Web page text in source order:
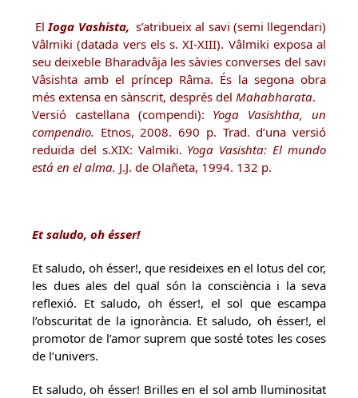
ElIoga Vashista, s’atribueix al savi (semi llegendari)
Vâlmiki (datada vers els s. XI-XIII). Vâlmiki exposa al
seu deixeble Bharadvâja les sàvies converses del savi
Vâsishta amb el príncep Râma. És la segona obra
més extensa en sànscrit, després del Mahabharata.
Versió castellana (compendi): Yoga Vasishtha, un
compendio. Etnos, 2008. 690 p. Trad. d’una versió
reduïda del s.XIX: Valmiki. Yoga Vasishta: El mundo
está en el alma. J.J. de Olañeta, 1994. 132 p.
Et saludo, oh ésser!
Et saludo, oh ésser!, que resideixes en el lotus del cor,
les dues ales del qual són la consciència i la seva
reflexió. Et saludo, oh ésser!, el sol que escampa
l’obscuritat de la ignorància. Et saludo, oh ésser!, el
promotor de l’amor suprem que sosté totes les coses
de l’univers.
Et saludo, oh ésser! Brilles en el sol amb lluminositat